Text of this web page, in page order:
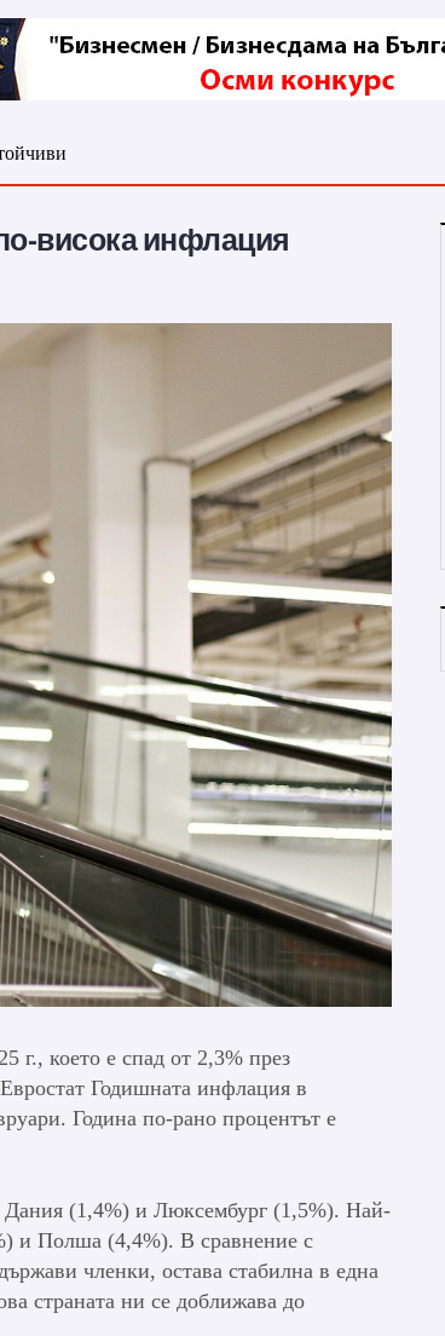
висока инфлация
г., което е спад от 2,3% през
Годишната инфлация в
Година по-рано процентът е
(1,4%) и Люксембург (1,5%). Най-
и Полша (4,4%). В сравнение с
членки, остава стабилна в една
страната ни се доближава до